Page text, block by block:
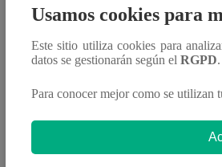
Usamos cookies para
Este sitio utiliza cookies para
datos se gestionarán según el RGPD.
Para conocer mejor como se utilizan